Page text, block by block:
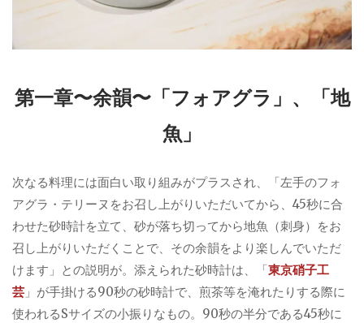
第一章〜余韻〜「フォアグラ」、「地
魚」
次なる料理には面白い取り組みがプラスされ、「左手のフォ
アグラ・テリーヌをお召し上がりいただいてから、45秒に合
わせた砂時計を立て、砂が落ち切ってから地魚（刺身）をお
召し上がりいただくことで、その余韻をより楽しんでいただ
けます」との説明が。添えられた砂時計は、「東京硝子工
芸 」が手掛ける90秒の砂時計で、煎茶等を淹れたりする際に
使われるSサイズの小振りなもの。90秒の半分である45秒に